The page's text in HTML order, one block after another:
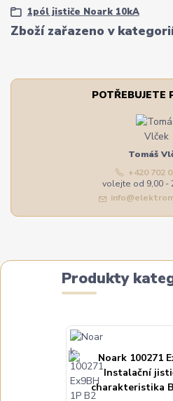
Zboží zařazeno v
1pól jističe Noark 10kA
POTŘEBUJETE
Tomáš
+420 702
volejte od 9,00 -
Produkty